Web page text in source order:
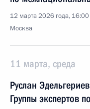
12 марта 2026 года, 16:00
Москва
11 марта, среда
Руслан
Группы экспертов